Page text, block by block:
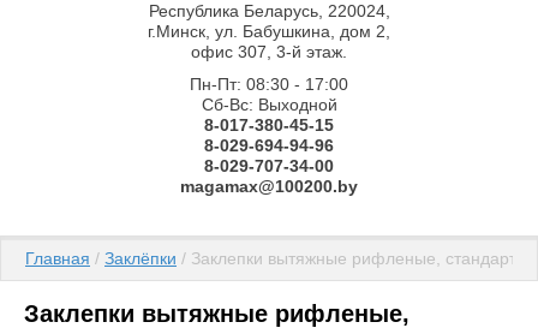
8-017-380-45-15
8-029-694-94-96
8-029-707-34-00
magamax@100200.by
Республика Беларусь, 220024,
г.Минск, ул. Бабушкина, дом 2,
офис 307, 3-й этаж.
Пн-Пт: 08:30 - 17:00
Сб-Вс: Выходной
Главная / Заклёпки / Заклепки вытяжные рифленые,
Заклепки вытяжные рифленые,